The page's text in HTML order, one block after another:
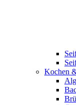
Kochen